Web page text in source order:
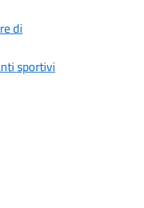
di
sportivi